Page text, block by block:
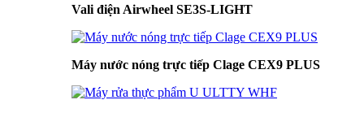
Vali điện Airwheel SE3S-LIGHT
Máy nước nóng trực tiếp Clage CEX9 PLUS